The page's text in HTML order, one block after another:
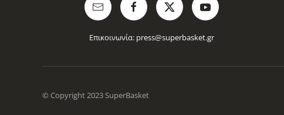
Επικοινωνία: press@superbasket.gr
© Copyright 2023 SuperBasket